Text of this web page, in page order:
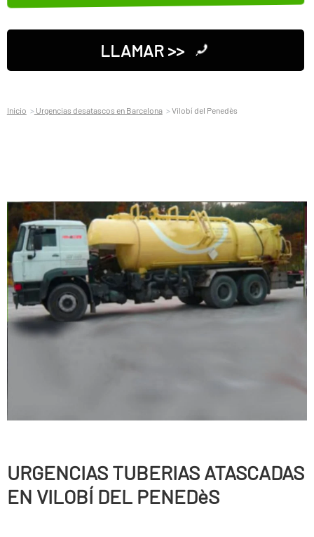
LLAMAR >>
Inicio Urgencias desatascos en Barcelona Vilobí del Penedès
URGENCIAS TUBERIAS ATASCADAS
EN VILOBÍ DEL PENEDèS